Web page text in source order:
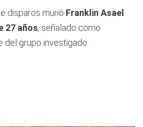
disparos murió Franklin Asael
27 años, señalado como
del grupo investigado.